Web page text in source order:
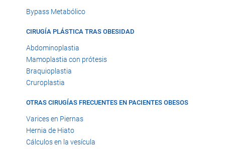
Bypass Metabólico
CIRUGÍA PLÁSTICA TRAS OBESIDAD
Abdominoplastia
Mamoplastia con prótesis
Braquioplastia
Cruroplastia
OTRAS CIRUGÍAS FRECUENTES EN PACIENTES OBESOS
Varices en Piernas
Hernia de Hiato
Cálculos en la vesícula